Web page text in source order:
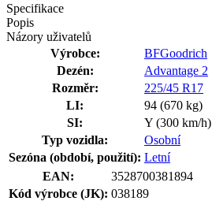
Specifikace
Popis
Názory uživatelů
Výrobce:
BFGoodrich
Dezén:
Advantage 2
Rozměr:
225/45 R17
LI:
94 (670 kg)
SI:
Y (300 km/h)
Typ vozidla:
Osobní
Sezóna (období, použití): Letní
EAN:
3528700381894
Kód výrobce (JK): 038189